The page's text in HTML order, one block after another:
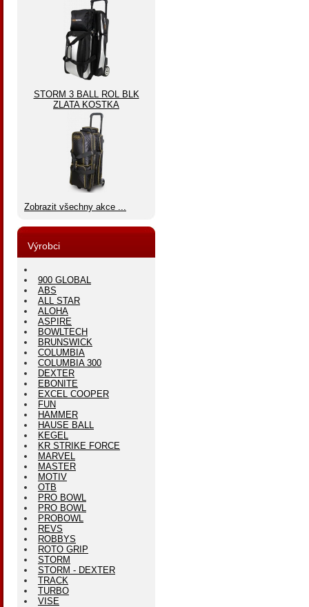
STORM 3 BALL ROL BLK
ZLATA KOSTKA
Zobrazit všechny akce ...
Výrobci
900 GLOBAL
ABS
ALL STAR
ALOHA
ASPIRE
BOWLTECH
BRUNSWICK
COLUMBIA
COLUMBIA 300
DEXTER
EBONITE
EXCEL COOPER
FUN
HAMMER
HAUSE BALL
KEGEL
KR STRIKE FORCE
MARVEL
MASTER
MOTIV
OTB
PRO BOWL
PRO BOWL
PROBOWL
REVS
ROBBYS
ROTO GRIP
STORM
STORM - DEXTER
TRACK
TURBO
VISE